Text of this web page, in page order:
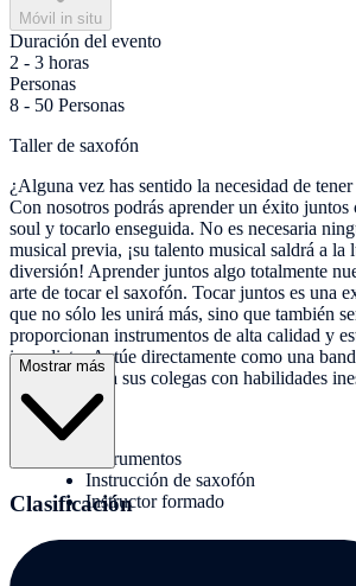
Móvil in situ
Duración del evento
2 - 3 horas
Personas
8 - 50 Personas
Taller de saxofón
¿Alguna vez has sentido la necesidad de
Con nosotros podrás aprender un éxito juntos
soul y tocarlo enseguida. No es necesaria
musical previa, ¡su talento musical saldrá a la
diversión! Aprender juntos algo totalmente
arte de tocar el saxofón. Tocar juntos es una
que no sólo les unirá más, sino que también
proporcionan instrumentos de alta calidad y
inmediato. Actúe directamente como una
e impresione a sus colegas con habilidades
Servicios:
Instrumentos
Instrucción de saxofón
Instructor formado
Mostrar más
Clasificación